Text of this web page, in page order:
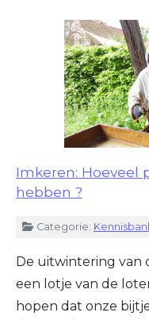
Imkeren: Hoeveel
hebben ?
DetailsCategorie:
De uitwintering van
een lotje van de
hopen dat onze